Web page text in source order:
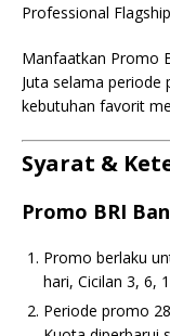
Professional
Manfaatkan Promo
Juta selama
kebutuhan favorit
Syarat &
Promo BRI
Promo berlaku
hari, Cicilan 3, 6,
Periode promo